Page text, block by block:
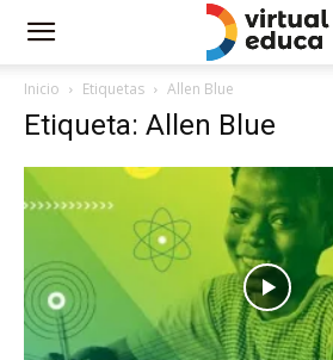
Inicio Etiquetas Allen Blue
Etiqueta: Allen Blue